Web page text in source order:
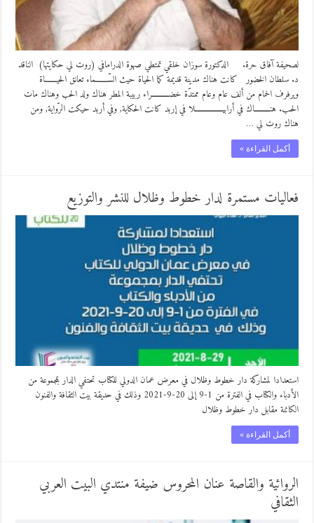
لصحيفة آفاق حرة. الدكتورة سوزان خلقي تمتطي صهوة الدرامافي (روت لي حكايتها) الناقد
د. سلطان الخضور كانت هناك مدينة قديمة كما الحياة حيث السّـــــــماء تعانق الحيـــــــاة
ويرفرف الحمام من ألف عام وعام ممتدّة خضــــــــــــراء ربيبة المطر هناك ولد الحب وهناك مات
الحـب. هنـــــــــــاك في أرابيــــــــــــــــــــلا في إربد كانت الحكاية, وفي أربد حيكت الرّواية, ومن
هناك روت لي …
أكمل القراءة »
فعاليات مستمرة لدار خطوط وظلال للنشر والتوزيع
استعدادا لمشاركة دار خطوط وظلال في معرض عمان الدولي للكتاب تحتفي الدار بمجموعة من
الأدباء والكتاب في الفترة من 1-9 إلى 20-9-2021 وذلك في حديقة بيت الثقافة والفنون
الكائنة مقابل دار خطوط وظلال
أكمل القراءة »
الروائية والقاصة عنان المحروس ضيفة منتدي البيت العربي
الثقافي